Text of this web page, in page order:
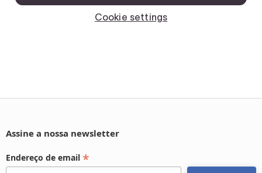
Assine a nossa newsletter
Endereço de email *